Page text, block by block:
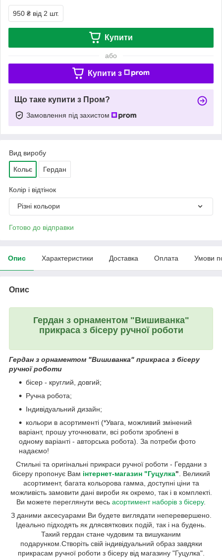
950 ₴ від 2 шт.
Купити
або
Купити з
Що таке купити з Пром?
Замовлення під захистом
Вид виробу
Кольє Гердан
Колір і відтінок
Різні кольори
Готово до відправки
Опис Характеристики Доставка Оплата Умови
Опис
Гердан з орнаментом "Вишиванка"
прикраса з бісеру ручної роботи
Гердан з орнаментом "Вишиванка" прикраса з бісеру
ручної роботи
бісер - круглий, довгий;
Ручна робота;
Індивідуальний дизайн;
кольори в асортименті (*Увага, можливий змінений
варіант, прошу уточнювати, всі роботи зроблені в
одному варіанті - авторська робота). За потреби фото
надаємо!
Стильні та оригінальні прикраси ручної роботи - Гердани з
бісеру пропонує Вам інтернет-магазин "Гуцулка". Великий
асортимент, багата кольорова гамма, доступні ціни та
можливість замовити дані вироби як окремо, так і в комплекті.
Ви можете переглянути весь асортимент наборів з бісеру.
З даними аксесуарами Ви будете виглядати неперевершено.
Ідеально підходять як длясвяткових подій, так і на будень.
Такий гердан стане чудовим та вишуканим
подарунком.Створіть свій індивідуальний образ завдяки
прикрасам ручної роботи з бісеру від магазину "Гуцулка".